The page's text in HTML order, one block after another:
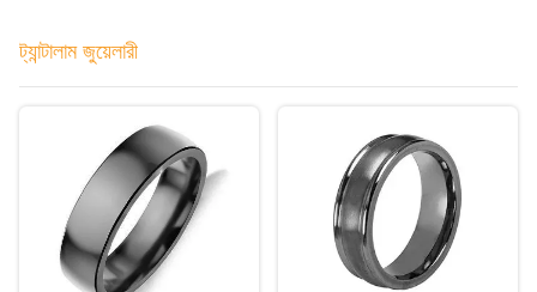
ট্যান্টালাম জুয়েলারী